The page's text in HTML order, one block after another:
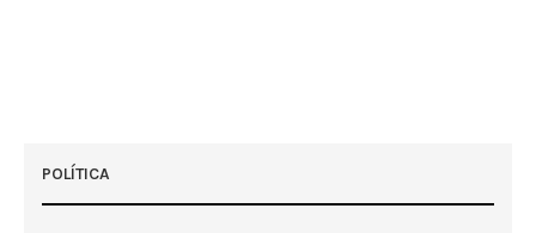
POLÍTICA